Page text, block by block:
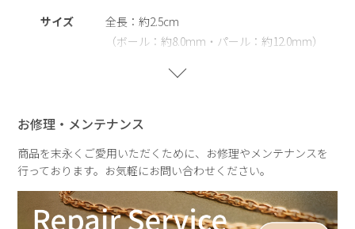
※ニッケルフリー
ギーを防ぐために、ニッケルをほぼ含まずに作られた素材を指
天然の殻を再利用してつくられ自然や環境にやさしく、長くご
愛用いただける観点からサステナブルパールとして扱っていま
す。
サイズ
全長：約2.5cm
（ボール：約8.0mm・パール：約12.0mm）
お修理・メンテナンス
商品を末永くご愛用いただくために、お修理やメンテナンスを
行っております。お気軽にお問い合わせください。